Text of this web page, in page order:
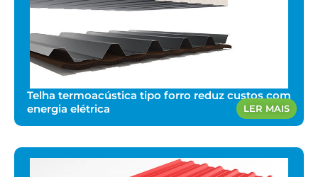
Telha termoacústica tipo forro reduz custos com
energia elétrica
LER MAIS